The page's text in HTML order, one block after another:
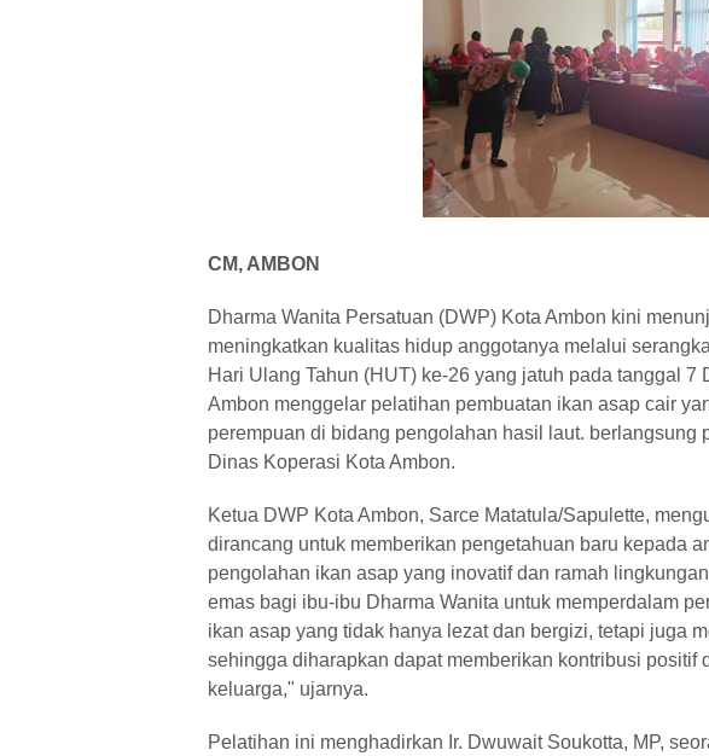
CM, AMBON
Dharma Wanita Persatuan (DWP) Kota Ambon kini
meningkatkan kualitas hidup anggotanya melalui
Hari Ulang Tahun (HUT) ke-26 yang jatuh pada tanggal 7
Ambon menggelar pelatihan pembuatan ikan asap cair
perempuan di bidang pengolahan hasil laut. berlangsung
Dinas Koperasi Kota Ambon.
Ketua DWP Kota Ambon, Sarce Matatula/Sapulette,
dirancang untuk memberikan pengetahuan baru kepada
pengolahan ikan asap yang inovatif dan ramah
emas bagi ibu-ibu Dharma Wanita untuk memperdalam
ikan asap yang tidak hanya lezat dan bergizi, tetapi juga
sehingga diharapkan dapat memberikan kontribusi positif
keluarga," ujarnya.
Pelatihan ini menghadirkan Ir. Dwuwait Soukotta, MP,